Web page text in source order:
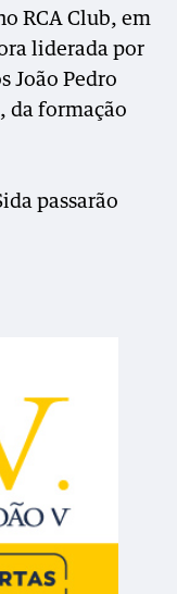
RCA Club, em
liderada por
João Pedro
da formação
passarão